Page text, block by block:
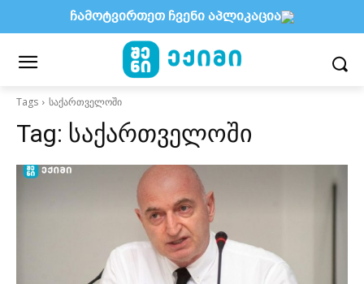
Tags საქართველოში
Tag: საქართველოში
ჩამოტვირთეთ ჩვენი აპლიკაცია